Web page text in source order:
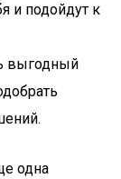
и подойдут к
выгодный
одна